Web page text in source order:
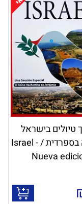
טיולים בישראל
החדשה בספרדית / Israel -
Nueva